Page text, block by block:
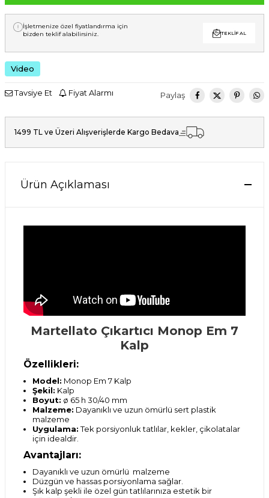
İşletmenize özel fiyatlandırma için
bizden teklif alabilirsiniz.
TEKLIF AL
Video
Tavsiye Et Fiyat Alarmı Paylaş
1499 TL ve Üzeri Alışverişlerde Kargo Bedava
Ürün Açıklaması
Martellato Çıkartıcı Monop Em 7
Kalp
Özellikleri:
Model: Monop Em 7 Kalp
Şekil: Kalp
Boyut: ø 65 h 30/40 mm
Malzeme: Dayanıklı ve uzun ömürlü sert plastik
malzeme
Uygulama:Tek porsiyonluk tatlılar, kekler, çikolatalar
için idealdir.
Avantajları:
Dayanıklı ve uzun ömürlü malzeme
Düzgün ve hassas porsiyonlama sağlar.
Şık kalp şekli ile özel gün tatlılarınıza estetik bir